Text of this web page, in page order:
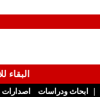
البقاء
| ابحاث ودراسات اصدارات